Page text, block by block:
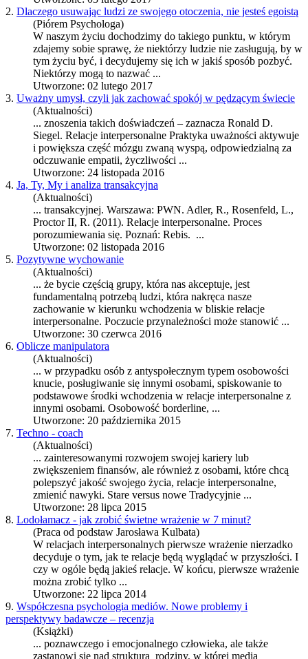
2. Dlaczego usuwając ludzi ze swojego otoczenia, nie jesteś egoistą
(Piórem Psychologa)
W naszym życiu dochodzimy do takiego punktu, w którym
zdajemy sobie sprawę, że niektórzy ludzie nie zasługują, by w
tym życiu być, i decydujemy się ich w jakiś sposób pozbyć.
Niektórzy mogą to nazwać ...
Utworzone: 02 lutego 2017
3. Uważny umysł, czyli jak zachować spokój w pędzącym świecie
(Aktualności)
... znoszenia takich doświadczeń – zaznacza Ronald D.
Siegel. Relacje interpersonalne Praktyka uważności aktywuje
i powiększa część mózgu zwaną wyspą, odpowiedzialną za
odczuwanie empatii, życzliwości ...
Utworzone: 24 listopada 2016
4. Ja, Ty, My i analiza transakcyjna
(Aktualności)
... transakcyjnej. Warszawa: PWN. Adler, R., Rosenfeld, L.,
Proctor II, R. (2011). Relacje interpersonalne. Proces
porozumiewania się. Poznań: Rebis. ...
Utworzone: 02 listopada 2016
5. Pozytywne wychowanie
(Aktualności)
... że bycie częścią grupy, która nas akceptuje, jest
fundamentalną potrzebą ludzi, która nakręca nasze
zachowanie w kierunku wchodzenia w bliskie relacje
interpersonalne. Poczucie przynależności może stanowić ...
Utworzone: 30 czerwca 2016
6. Oblicze manipulatora
(Aktualności)
... w przypadku osób z antyspołecznym typem osobowości
knucie, posługiwanie się innymi osobami, spiskowanie to
podstawowe środki wchodzenia w relacje interpersonalne z
innymi osobami. Osobowość borderline, ...
Utworzone: 20 października 2015
7. Techno - coach
(Aktualności)
... zainteresowanymi rozwojem swojej kariery lub
zwiększeniem finansów, ale również z osobami, które chcą
polepszyć jakość swojego życia, relacje interpersonalne,
zmienić nawyki. Stare versus nowe Tradycyjnie ...
Utworzone: 28 lipca 2015
8. Lodołamacz - jak zrobić świetne wrażenie w 7 minut?
(Praca od podstaw Jarosława Kulbata)
W relacjach interpersonalnych pierwsze wrażenie nierzadko
decyduje o tym, jak te relacje będą wyglądać w przyszłości. I
czy w ogóle będą jakieś relacje. W końcu, pierwsze wrażenie
można zrobić tylko ...
Utworzone: 22 lipca 2014
9. Współczesna psychologia mediów. Nowe problemy i
perspektywy badawcze – recenzja
(Książki)
... poznawczego i emocjonalnego człowieka, ale także
zastanowi się nad strukturą rodziny, w której media